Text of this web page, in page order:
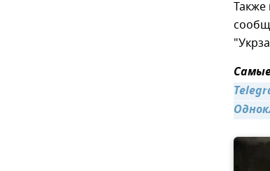
Также